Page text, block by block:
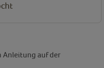
Anleitung auf der